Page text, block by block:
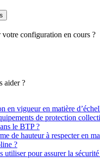
configuration en cours ?
aider ?
en vigueur en matière
de protection
le BTP ?
de hauteur à respecter en
?
utiliser pour assurer la